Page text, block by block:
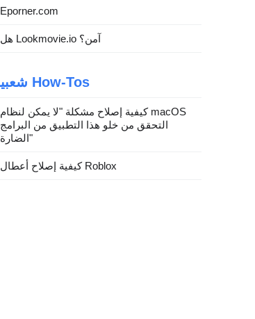
Eporner.com
هل Lookmovie.io آمن؟
شعبية How-Tos
كيفية إصلاح مشكلة "لا يمكن لنظام macOS
التحقق من خلو هذا التطبيق من البرامج
الضارة"
كيفية إصلاح أعطال Roblox